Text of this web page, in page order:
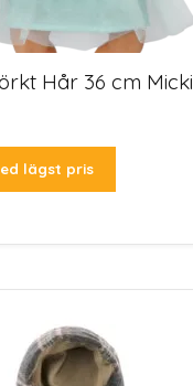
Hår 36 cm Micki
lägst pris